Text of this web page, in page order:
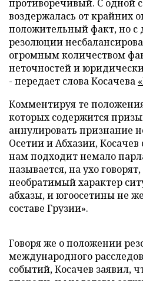
противоречивый. С одной
воздержалась от крайних
положительный факт, но с
резолюции
огромным количеством
неточностей и
- передает слова Косачева
Комментируя те
которых содержится
аннулировать признание
Осетии и Абхазии, Косачев
нам подходит немало
называется, на ухо
необратимый характер
абхазы, и югоосетины не
составе Грузии».
Говоря же о положении
международного
событий, Косачев заявил,